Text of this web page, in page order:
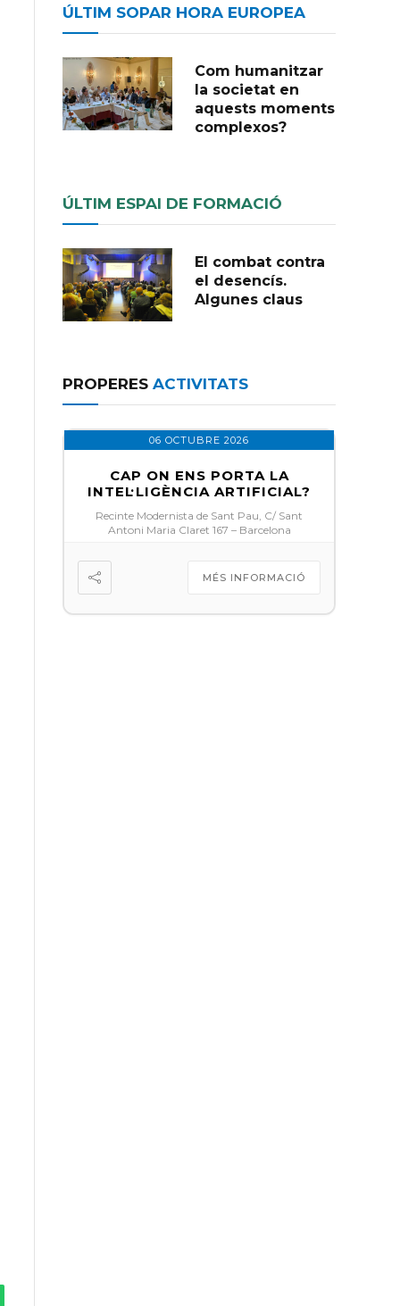
ÚLTIM SOPAR HORA EUROPEA
Com humanitzar
la societat en
aquests moments
complexos?
ÚLTIM ESPAI DE FORMACIÓ
El combat contra
el desencís.
Algunes claus
PROPERESACTIVITATS
06 OCTUBRE 2026
CAP ON ENS PORTA LA
INTEL·LIGÈNCIA ARTIFICIAL?
Recinte Modernista de Sant Pau, C/ Sant
Antoni Maria Claret 167 – Barcelona
MÉS INFORMACIÓ